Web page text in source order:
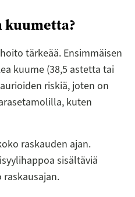
kuumetta?
tärkeää. Ensimmäisen
kuume (38,5 astetta tai
riskiä, joten on
kuten
raskauden ajan.
sisältäviä